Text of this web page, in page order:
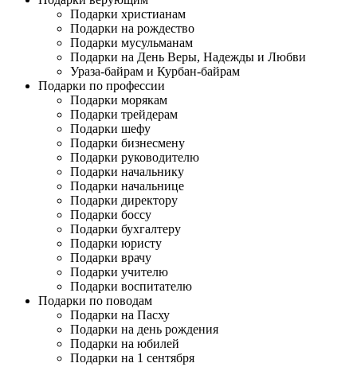
Подарки христианам
Подарки на рождество
Подарки мусульманам
Подарки на День Веры, Надежды и Любви
Ураза-байрам и Курбан-байрам
Подарки по профессии
Подарки морякам
Подарки трейдерам
Подарки шефу
Подарки бизнесмену
Подарки руководителю
Подарки начальнику
Подарки начальнице
Подарки директору
Подарки боссу
Подарки бухгалтеру
Подарки юристу
Подарки врачу
Подарки учителю
Подарки воспитателю
Подарки по поводам
Подарки на Пасху
Подарки на день рождения
Подарки на юбилей
Подарки на 1 сентября